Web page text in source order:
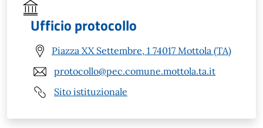
Ufficio protocollo
Piazza XX Settembre, 1 74017 Mottola (TA)
protocollo@pec.comune.mottola.ta.it
Sito istituzionale